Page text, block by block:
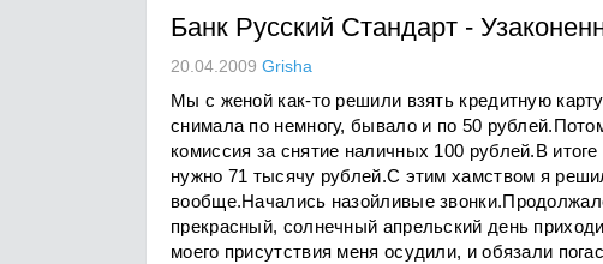
Банк Русский Стандарт -
20.04.2009 Grisha
Мы с женой как-то решили взять кредитную
снимала по немногу, бывало и по 50
комиссия за снятие наличных 100 рублей.В
нужно 71 тысячу рублей.С этим хамством я
вообще.Начались назойливые
прекрасный, солнечный апрельский день
моего присутствия меня осудили, и обязали